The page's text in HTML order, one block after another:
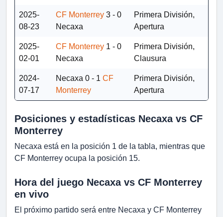
2025-
08-23
CF Monterrey 3 - 0
Necaxa
Primera División,
Apertura
2025-
02-01
CF Monterrey 1 - 0
Necaxa
Primera División,
Clausura
2024-
07-17
Necaxa 0 - 1 CF
Monterrey
Primera División,
Apertura
Posiciones y estadísticas Necaxa vs CF
Monterrey
Necaxa está en la posición 1 de la tabla, mientras que
CF Monterrey ocupa la posición 15.
Hora del juego Necaxa vs CF Monterrey
en vivo
El próximo partido será entre Necaxa y CF Monterrey